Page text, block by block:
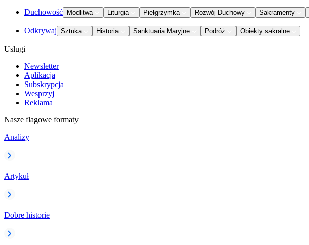
Duchowość Modlitwa Liturgia Pielgrzymka Rozwój Duchowy Sakramenty
Odkrywaj Sztuka Historia Sanktuaria Maryjne Podróż Obiekty sakralne
Usługi
Newsletter
Aplikacja
Subskrypcja
Wesprzyj
Reklama
Nasze flagowe formaty
Analizy
Artykuł
Dobre historie